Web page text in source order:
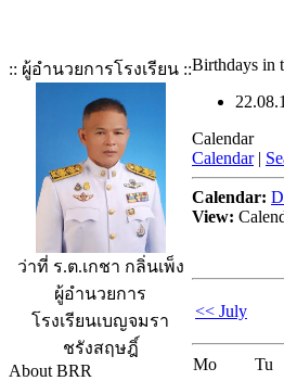
:: ผู้อำนวยการโรงเรียน ::
ว่าที่ ร.ต.เกชา กลิ่นเพ็ง
ผู้อำนวยการ
โรงเรียนเบญจมรา
ชรังสฤษฎิ์
About BRR
Birthdays in
Calendar
Calendar |
Calendar:
View:
<< July
Mo Tu